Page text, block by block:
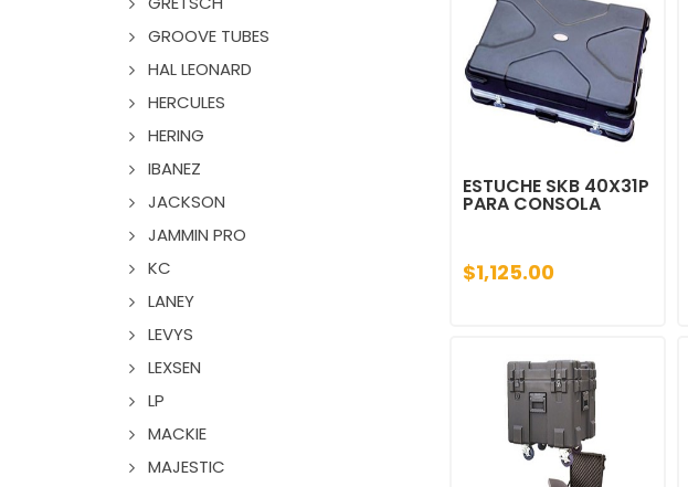
GROOVE TUBES
HAL LEONARD
HERCULES
HERING
IBANEZ
JACKSON
JAMMIN PRO
KC
LANEY
LEVYS
LEXSEN
LP
MACKIE
MAJESTIC
ESTUCHE SKB 40X31P
PARA CONSOLA
$1,125.00